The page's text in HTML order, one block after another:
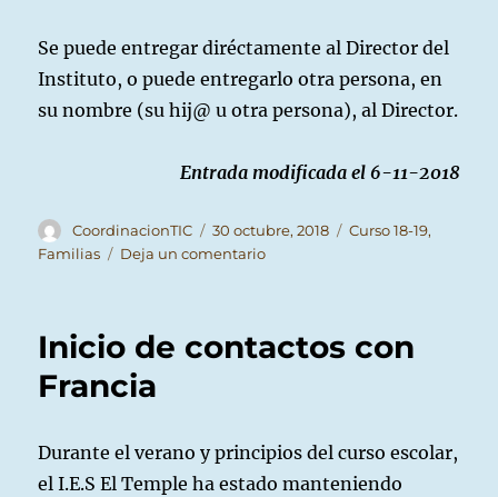
Se puede entregar diréctamente al Director del
Instituto, o puede entregarlo otra persona, en
su nombre (su hij@ u otra persona), al Director.
Entrada modificada el 6-11-2018
Autor
CoordinacionTIC
Publicado
el
30 octubre, 2018 Categorías
Curso 18-19,
Familias
Deja un comentarioen
voto
Inicio de contactos con
Francia
Durante el verano y principios del curso escolar,
el I.E.S El Temple ha estado manteniendo